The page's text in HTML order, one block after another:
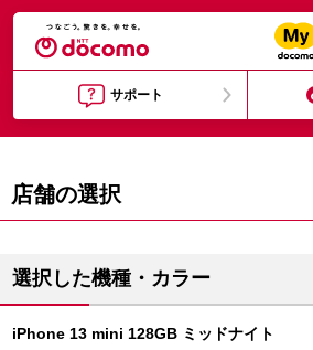
サポート
店舗の選択
選択した機種・カラー
iPhone 13 mini 128GB ミッドナイト